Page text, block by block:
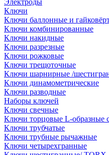
Электроды
Ключи
Ключи баллонные и
Ключи комбинированные
Ключи накидные
Ключи разрезные
Ключи рожковые
Ключи трещоточные
Ключи шарнирные /
Ключи динамометрические
Ключи разводные
Наборы ключей
Ключи свечные
Ключи торцовые L-образные
Ключи трубчатые
Ключи трубные рычажные
Ключи четырехгранные